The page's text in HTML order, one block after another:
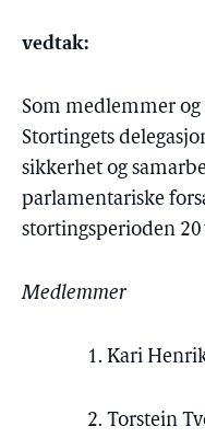
vedtak:
Som medlemmer
Stortingets
sikkerhet og
parlamentariske
stortingsperioden
Medlemmer
1. Kari
2. Torstein